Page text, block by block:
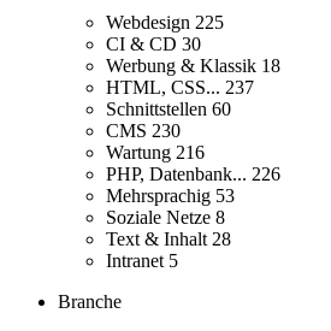
Webdesign 225
CI & CD 30
Werbung & Klassik 18
HTML, CSS... 237
Schnittstellen 60
CMS 230
Wartung 216
PHP, Datenbank... 226
Mehrsprachig 53
Soziale Netze 8
Text & Inhalt 28
Intranet 5
Branche